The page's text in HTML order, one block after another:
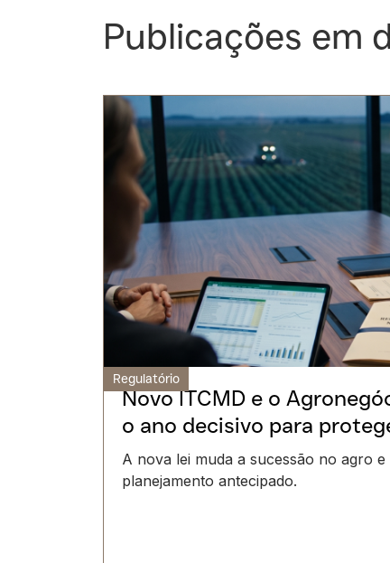
Publicações em
Regulatório
Novo ITCMD e o
o ano decisivo para
A nova lei muda a sucessão no agro
planejamento antecipado.